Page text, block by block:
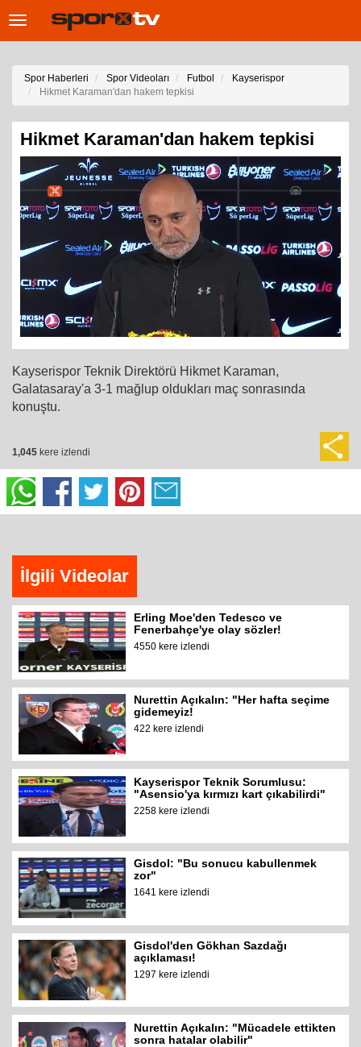
Toggle
Spor Haberleri Spor Videoları Futbol
Kayserispor
Hikmet Karaman'dan hakem tepkisi
Hikmet Karaman'dan hakem tepkisi
Kayserispor Teknik Direktörü Hikmet Karaman,
Galatasaray'a 3-1 mağlup oldukları maç sonrasında
konuştu.
1,045 kere izlendi
İlgili Videolar
Erling Moe'den Tedesco ve
Fenerbahçe'ye olay sözler!
4550 kere izlendi
Nurettin Açıkalın: "Her hafta seçime
gidemeyiz!
422 kere izlendi
Kayserispor Teknik Sorumlusu:
"Asensio'ya kırmızı kart çıkabilirdi"
2258 kere izlendi
Gisdol: "Bu sonucu kabullenmek
zor"
1641 kere izlendi
Gisdol'den Gökhan Sazdağı
açıklaması!
1297 kere izlendi
Nurettin Açıkalın: "Mücadele ettikten
sonra hatalar olabilir"